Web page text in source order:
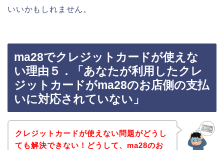
いいかもしれません。
ma28でクレジットカードが使えな
い理由５．「あなたが利用したクレ
ジットカードがma28のお店側の支払
いに対応されていない」
クレジットカードが使えない問題がどうし
ても解決できない！どうして、ma28のお